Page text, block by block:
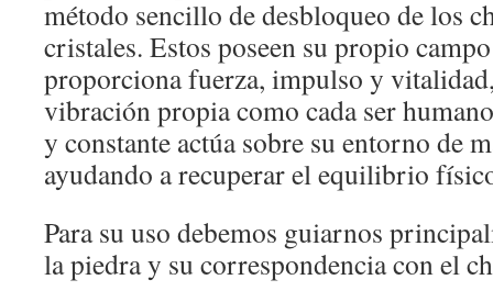
método sencillo de desbloqueo de los
cristales. Estos poseen su propio
proporciona fuerza, impulso y
vibración propia como cada ser
y constante actúa sobre su entorno de
ayudando a recuperar el equilibrio
Para su uso debemos guiarnos
la piedra y su correspondencia con el